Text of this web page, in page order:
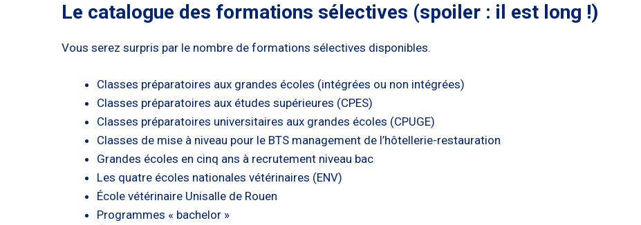
Le catalogue des formations sélectives (spoiler : il est long !)
Vous serez surpris par le nombre de formations sélectives disponibles.
Classes préparatoires aux grandes écoles (intégrées ou non intégrées)
Classes préparatoires aux études supérieures (CPES)
Classes préparatoires universitaires aux grandes écoles (CPUGE)
Classes de mise à niveau pour le BTS management de l’hôtellerie-restauration
Grandes écoles en cinq ans à recrutement niveau bac
Les quatre écoles nationales vétérinaires (ENV)
École vétérinaire Unisalle de Rouen
Programmes « bachelor »